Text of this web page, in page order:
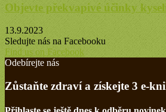
Objevte překvapivé účinky
13.9.2023
Sledujte nás na Facebooku
Find us on Facebook
Odebírejte nás
Zůstaňte zdraví a získejte 3 e-